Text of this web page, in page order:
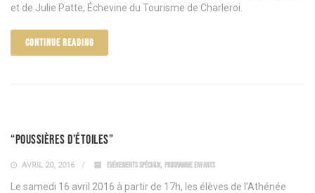
et de Julie Patte, Échevine du Tourisme de Charleroi.
CONTINUE READING
“Poussières d’étoiles”
AVRIL 20, 2016 EVÉNEMENTS SPÉCIAUX, PROGRAMME ENFANTS
Le samedi 16 avril 2016 à partir de 17h, les élèves de l’Athénée